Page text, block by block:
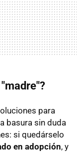
para
basura sin duda
si quedárselo
en adopción, y